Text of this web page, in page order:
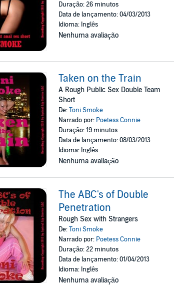
Duração: 26 minutos
Data de lançamento: 04/03/2013
Idioma: Inglês
Nenhuma avaliação
Taken on the Train
A Rough Public Sex Double Team
Short
De:Toni Smoke
Narrado por: Poetess Connie
Duração: 19 minutos
Data de lançamento: 08/03/2013
Idioma: Inglês
Nenhuma avaliação
The ABC's of Double
Penetration
Rough Sex with Strangers
De:Toni Smoke
Narrado por: Poetess Connie
Duração: 22 minutos
Data de lançamento: 01/04/2013
Idioma: Inglês
Nenhuma avaliação